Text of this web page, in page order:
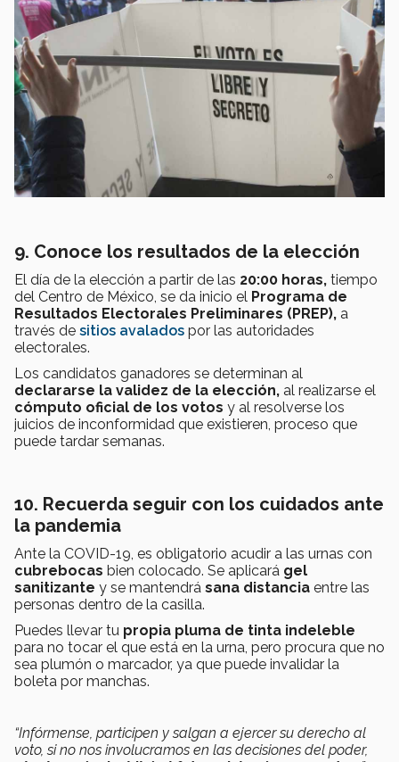
9. Conoce los resultados de la elección
El día de la elección a partir de las 20:00 horas, tiempo
del Centro de México, se da inicio el Programa de
Resultados Electorales Preliminares (PREP), a
través de sitios avalados por las autoridades
electorales.
Los candidatos ganadores se determinan al
declararse la validez de la elección, al realizarse el
cómputo oficial de los votos y al resolverse los
juicios de inconformidad que existieren, proceso que
puede tardar semanas.
10. Recuerda seguir con los cuidados ante
la pandemia
Ante la COVID-19, es obligatorio acudir a las urnas con
cubrebocas bien colocado. Se aplicará gel
sanitizante y se mantendrá sana distancia entre las
personas dentro de la casilla.
Puedes llevar tu propia pluma de tinta indeleble
para no tocar el que está en la urna, pero procura que no
sea plumón o marcador, ya que puede invalidar la
boleta por manchas.
“Infórmense, participen y salgan a ejercer su derecho al
voto, si no nos involucramos en las decisiones del poder,